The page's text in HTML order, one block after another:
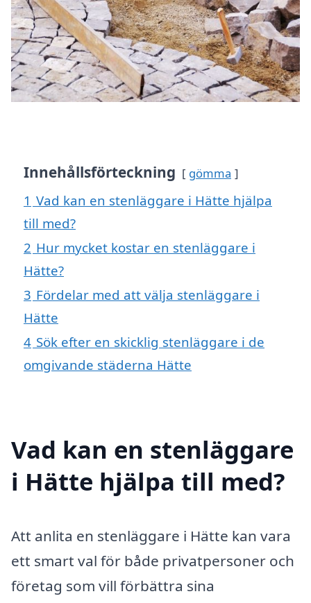
Innehållsförteckning gömma
1 Vad kan en stenläggare i Hätte hjälpa
till med?
2 Hur mycket kostar en stenläggare i
Hätte?
3 Fördelar med att välja stenläggare i
Hätte
4 Sök efter en skicklig stenläggare i de
omgivande städerna Hätte
Vad kan en stenläggare
i Hätte hjälpa till med?
Att anlita en stenläggare i Hätte kan vara
ett smart val för både privatpersoner och
företag som vill förbättra sina